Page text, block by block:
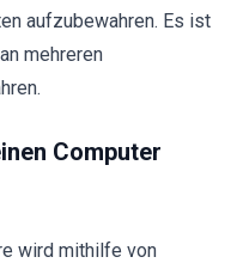
aufzubewahren. Es ist
mehreren
Computer
wird mithilfe von